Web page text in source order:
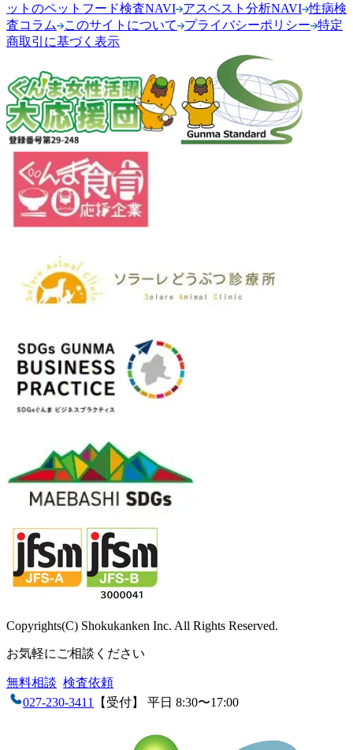
ットのペットフード検査NAVI アスベスト分析NAVI 性病検
査コラム
このサイトについて プライバシーポリシー 特定
商取引に基づく表示
Copyrights(C) Shokukanken Inc. All Rights Reserved.
お気軽にご相談ください
無料相談 検査依頼
027-230-3411
【受付】 平日 8:30〜17:00